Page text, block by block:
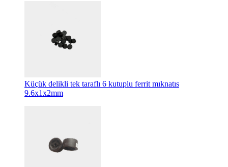
Küçük delikli tek taraflı 6 kutuplu ferrit mıknatıs
9.6x1x2mm